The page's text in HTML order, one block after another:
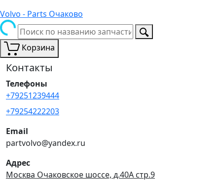
Volvo - Parts Очаково
Корзина
Контакты
Телефоны
+79251239444
+79254222203
Email
partvolvo@yandex.ru
Адрес
Москва Очаковское шоссе, д.40А стр.9